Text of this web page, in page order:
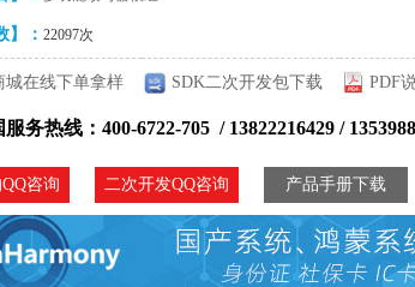
】： 22097次
城在线下单拿样 SDK二次开发包下载 PDF
服务热线： 400-6722-705 / 13822216429 /
咨询 二次开发QQ咨询 产品手册下载